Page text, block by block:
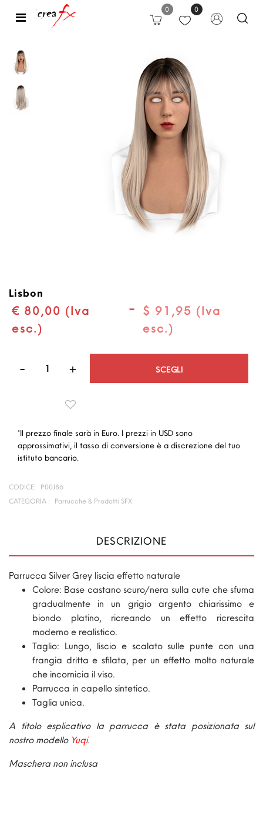
Open 0 0
Lisbon
€ 80,00 (Iva
esc.)
-
$ 91,95 (Iva
esc.)
SCEGLI
*Il prezzo finale sarà in Euro. I prezzi in USD sono
approssimativi, il tasso di conversione è a discrezione del tuo
istituto bancario.
CODICE:
P00J86
CATEGORIA :
Parrucche & Prodotti SFX
DESCRIZIONE
Parrucca Silver Grey liscia effetto naturale
Colore: Base castano scuro/nera sulla cute che sfuma
gradualmente in un grigio argento chiarissimo e
biondo platino, ricreando un effetto ricrescita
moderno e realistico.
Taglio: Lungo, liscio e scalato sulle punte con una
frangia dritta e sfilata, per un effetto molto naturale
che incornicia il viso.
Parrucca in capello sintetico.
Taglia unica.
A titolo esplicativo la parrucca è stata posizionata sul
nostro modello Yuqi.
Maschera non inclusa